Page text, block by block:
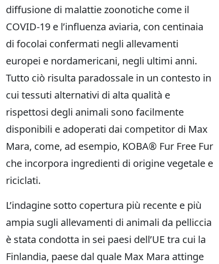
diffusione di malattie zoonotiche come il
COVID-19 e l’influenza aviaria, con centinaia
di focolai confermati negli allevamenti
europei e nordamericani, negli ultimi anni.
Tutto ciò risulta paradossale in un contesto in
cui tessuti alternativi di alta qualità e
rispettosi degli animali sono facilmente
disponibili e adoperati dai competitor di Max
Mara, come, ad esempio, KOBA® Fur Free Fur
che incorpora ingredienti di origine vegetale e
riciclati.
L’indagine sotto copertura più recente e più
ampia sugli allevamenti di animali da pelliccia
è stata condotta in sei paesi dell’UE tra cui la
Finlandia, paese dal quale Max Mara attinge